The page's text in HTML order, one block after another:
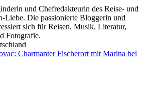
und Chefredakteurin des Reise- und
Liebe. Die passionierte Bloggerin und
sich für Reisen, Musik, Literatur,
Fotografie.
Charmanter Fischerort mit Marina bei